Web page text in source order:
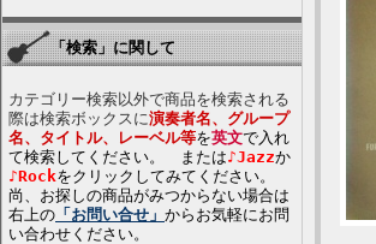
「検索」に関して
カテゴリー検索以外で商品を検索される
際は検索ボックスに演奏者名、グループ
名、タイトル、レーベル等を英文で入れ
て検索してください。 または♪Jazzか
♪Rockをクリックしてみてください。
尚、お探しの商品がみつからない場合は
右上の 「お問い合せ」 からお気軽にお問
い合わせください。